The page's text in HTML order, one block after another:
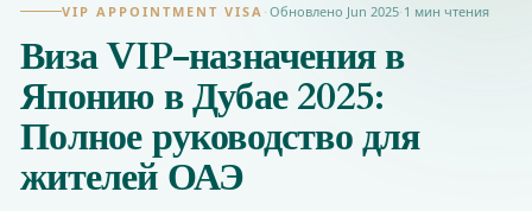
VIP APPOINTMENT VISA · Обновлено Jun 2025· 1 мин чтения
Виза VIP-назначения в
Японию в Дубае 2025:
Полное руководство для
жителей ОАЭ